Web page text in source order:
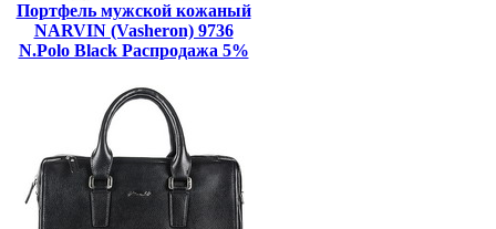
Портфель мужской кожаный
NARVIN (Vasheron) 9736
N.Polo Black Распродажа 5%